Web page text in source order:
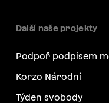
Další naše projekty
Podpoř podpisem
Korzo Národní
Týden svobody